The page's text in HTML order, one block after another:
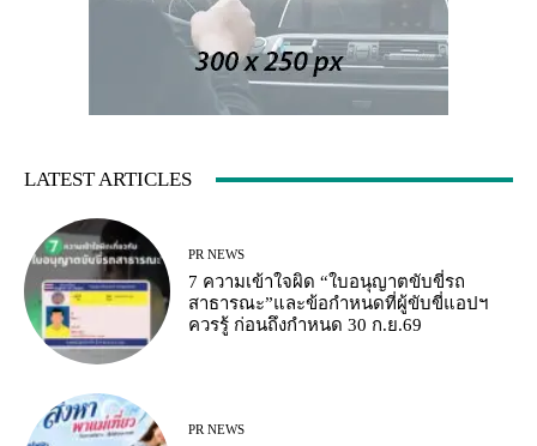
LATEST ARTICLES
PR NEWS
7 ความเข้าใจผิด “ใบอนุญาตขับขี่รถ
สาธารณะ”และข้อกำหนดที่ผู้ขับขี่แอปฯ
ควรรู้ ก่อนถึงกำหนด 30 ก.ย.69
PR NEWS